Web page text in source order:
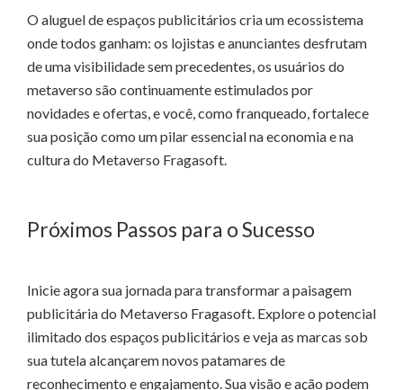
O aluguel de espaços publicitários cria um ecossistema
onde todos ganham: os lojistas e anunciantes desfrutam
de uma visibilidade sem precedentes, os usuários do
metaverso são continuamente estimulados por
novidades e ofertas, e você, como franqueado, fortalece
sua posição como um pilar essencial na economia e na
cultura do Metaverso Fragasoft.
Próximos Passos para o Sucesso
Inicie agora sua jornada para transformar a paisagem
publicitária do Metaverso Fragasoft. Explore o potencial
ilimitado dos espaços publicitários e veja as marcas sob
sua tutela alcançarem novos patamares de
reconhecimento e engajamento. Sua visão e ação podem